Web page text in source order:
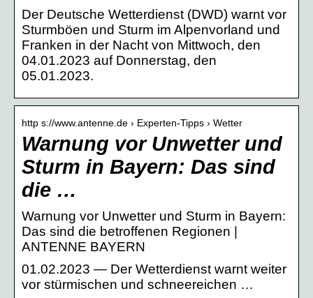
Der Deutsche Wetterdienst (DWD) warnt vor
Sturmböen und Sturm im Alpenvorland und
Franken in der Nacht von Mittwoch, den
04.01.2023 auf Donnerstag, den
05.01.2023.
http s://www.antenne.de › Experten-Tipps › Wetter
Warnung vor Unwetter und
Sturm in Bayern: Das sind
die …
Warnung vor Unwetter und Sturm in Bayern:
Das sind die betroffenen Regionen |
ANTENNE BAYERN
01.02.2023 — Der Wetterdienst warnt weiter
vor stürmischen und schneereichen …